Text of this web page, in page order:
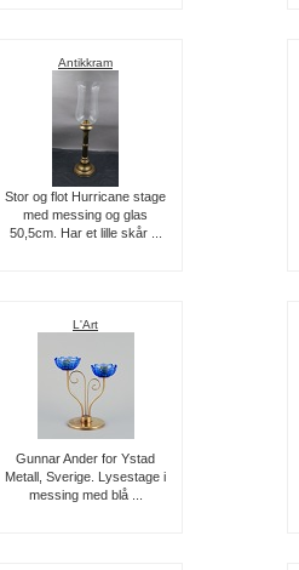
Antikkram
Stor og flot Hurricane stage
med messing og glas
50,5cm. Har et lille skår ...
L'Art
Gunnar Ander for Ystad
Metall, Sverige. Lysestage i
messing med blå ...